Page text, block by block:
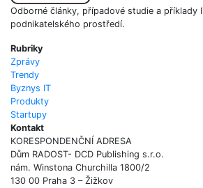
Odborné články, případové studie a příklady
podnikatelského prostředí.
Rubriky
Zprávy
Trendy
Byznys IT
Produkty
Startupy
Kontakt
KORESPONDENČNÍ ADRESA
Dům RADOST- DCD Publishing s.r.o.
nám. Winstona Churchilla 1800/2
130 00 Praha 3 – Žižkov